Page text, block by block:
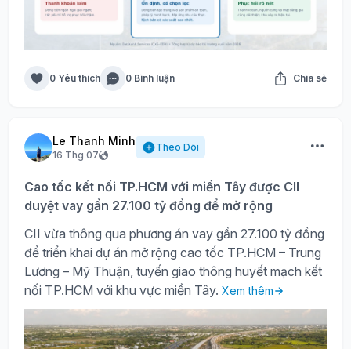
0 Yêu thích 0 Bình luận Chia sẻ
Le Thanh Minh
16 Thg 07
Theo Dõi
Cao tốc kết nối TP.HCM với miền Tây được CII
duyệt vay gần 27.100 tỷ đồng để mở rộng
CII vừa thông qua phương án vay gần 27.100 tỷ đồng
để triển khai dự án mở rộng cao tốc TP.HCM – Trung
Lương – Mỹ Thuận, tuyến giao thông huyết mạch kết
nối TP.HCM với khu vực miền Tây. Xem thêm